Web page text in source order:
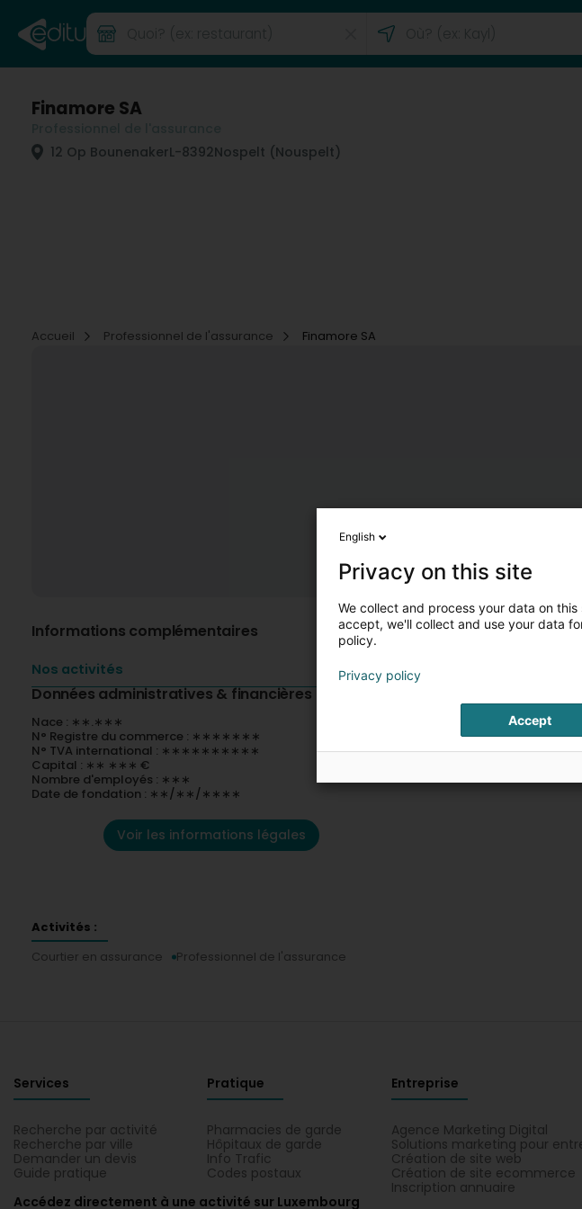
Finamore SA
12 Op BounenakerL-8392Nospelt (Nouspelt)
Accueil
Professionnel de l'assurance Finamore SA
Informations complémentaires
Nos activités
Données administratives & financières
Nace : ∗∗.∗∗∗
N° Registre du commerce : ∗∗∗∗∗∗∗
N° TVA international : ∗∗∗∗∗∗∗∗∗∗
Capital : ∗∗ ∗∗∗ €
Nombre d'employés : ∗∗∗
Date de fondation : ∗∗/∗∗/∗∗∗∗
Voir les informations légales
Activités :
Courtier en assurance
Professionnel de l'assurance
Services
Recherche par activité
Recherche par ville
Demander un devis
Guide pratique
Pratique
Pharmacies de garde
Hôpitaux de garde
Info Trafic
Codes postaux
Entreprise
Agence Marketing Digital
Solutions marketing pour
Création de site web
Création de site ecommerce
Inscription annuaire
Accédez directement à une activité sur Luxembourg
English
Privacy on this site
We collect and process your data on
accept, we'll collect and use your data
policy.
Privacy policy
Accept